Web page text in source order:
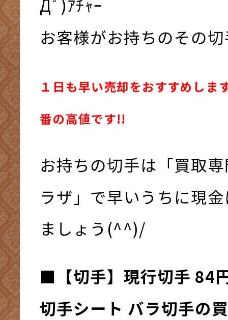
Дﾟ)ｱﾁｬｰ
お客様がお持ちのその
１日も早い売却をおすすめしま
番の高値です!!
お持ちの切手は「買取
ラザ」で早いうちに現
ましょう(^^)/
■ 【切手】現行切手 84
切手シート バラ切手の